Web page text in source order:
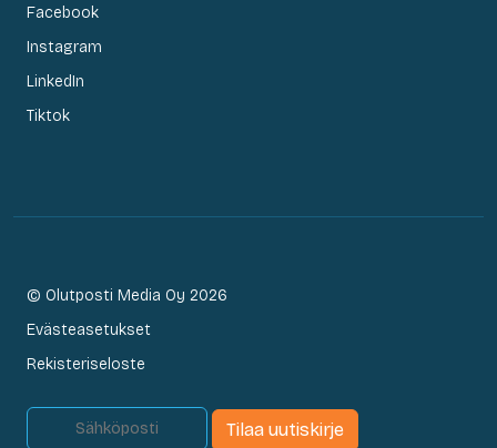
Facebook
Instagram
LinkedIn
Tiktok
© Olutposti Media Oy 2026
Evästeasetukset
Rekisteriseloste
Tilaa uutiskirje